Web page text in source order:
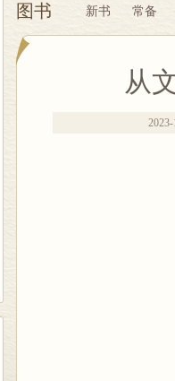
图书 新书 常备
从